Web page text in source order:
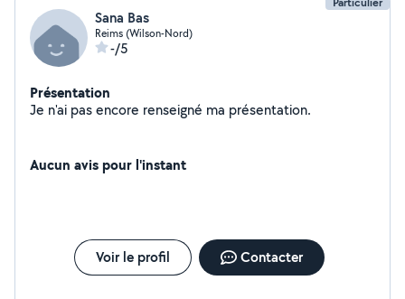
Sana Bas
Reims (Wilson-Nord)
-/5
Présentation
Je n'ai pas encore renseigné ma présentation.
Aucun avis pour l'instant
Voir le profil Contacter